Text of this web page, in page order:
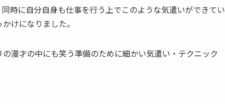
時に自分自身も仕事を行う上でこのような気遣いができてい
けになりました。
漫才の中にも笑う準備のために細かい気遣い・テクニック